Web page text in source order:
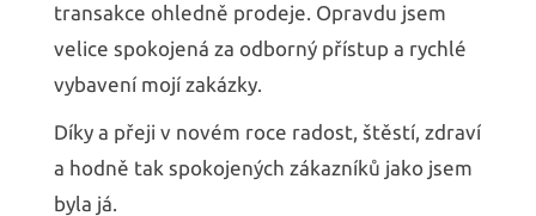
transakce ohledně prodeje. Opravdu jsem
velice spokojená za odborný přístup a rychlé
vybavení mojí zakázky.
Díky a přeji v novém roce radost, štěstí, zdraví
a hodně tak spokojených zákazníků jako jsem
byla já.